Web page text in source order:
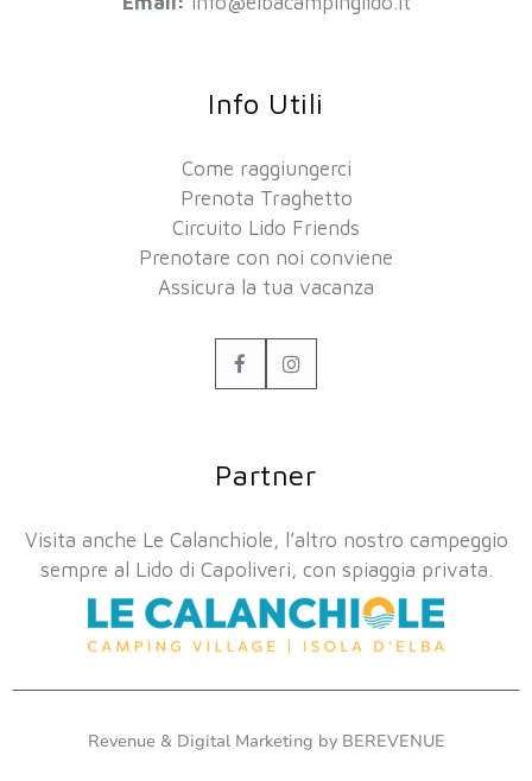
Info Utili
Come raggiungerci
Prenota Traghetto
Circuito Lido Friends
Prenotare con noi conviene
Assicura la tua vacanza
FacebookInstagram
Partner
Visita anche Le Calanchiole, l’altro nostro campeggio
sempre al Lido di Capoliveri, con spiaggia privata.
Revenue & Digital Marketing by BEREVENUE